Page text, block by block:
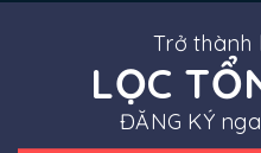
Trở thành
LỌC
ĐĂNG KÝ